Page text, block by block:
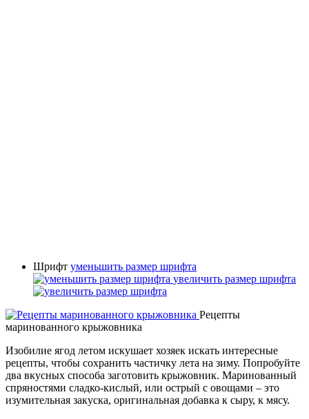
Шрифт уменьшить размер шрифта
увеличить размер шрифта
Рецепты
маринованного крыжовника
Изобилие ягод летом искушает хозяек искать интересные
рецепты, чтобы сохранить частичку лета на зиму. Попробуйте
два вкусных способа заготовить крыжовник. Маринованный
спряностями сладко-кислый, или острый с овощами – это
изумительная закуска, оригинальная добавка к сыру, к мясу.